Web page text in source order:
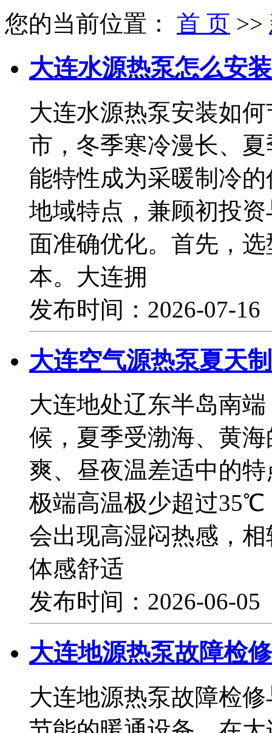
您的当前位置： 首 页 >>
大连水源热泵怎么安
大连水源热泵安装如
市，冬季寒冷漫长、
能特性成为采暖制冷
地域特点，兼顾初投
面准确优化。首先，
本。大连拥
发布时间：2026-07-
大连空气源热泵夏天
大连地处辽东半岛南
候，夏季受渤海、黄
爽、昼夜温差适中的
极端高温极少超过35℃
会出现高湿闷热感，
体感舒适
发布时间：2026-06-
大连地源热泵故障检
大连地源热泵故障检